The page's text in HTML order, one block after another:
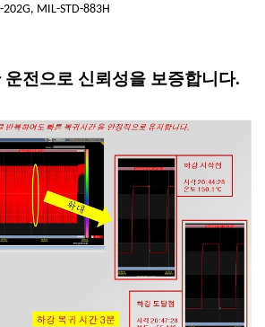
MIL-STD-883H
운전으로 신뢰성을 보증합니다.